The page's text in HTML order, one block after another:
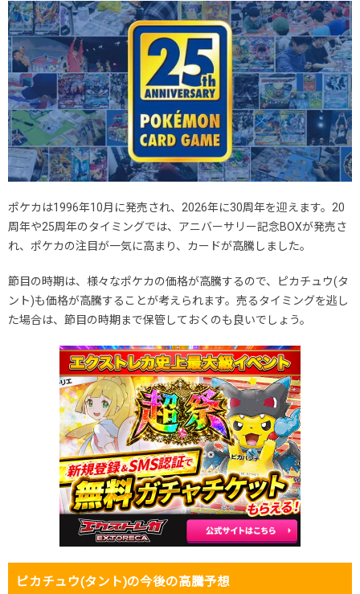
ポケカは1996年10月に発売され、2026年に30周年を迎えます。20
周年や25周年のタイミングでは、アニバーサリー記念BOXが発売さ
れ、ポケカの注目が一気に高まり、カードが高騰しました。
節目の時期は、様々なポケカの価格が高騰するので、ピカチュウ(タ
ント)も価格が高騰することが考えられます。売るタイミングを逃し
た場合は、節目の時期まで保管しておくのも良いでしょう。
ピカチュウ(タント)の今後の高騰予想